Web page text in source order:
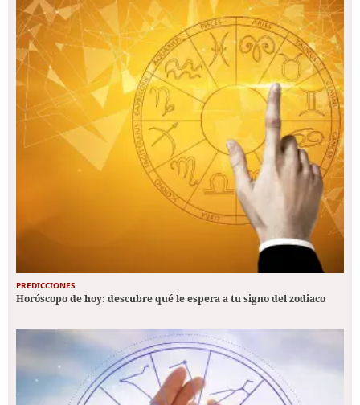
PREDICCIONES
Horóscopo de hoy: descubre qué le espera a tu signo del zodiaco